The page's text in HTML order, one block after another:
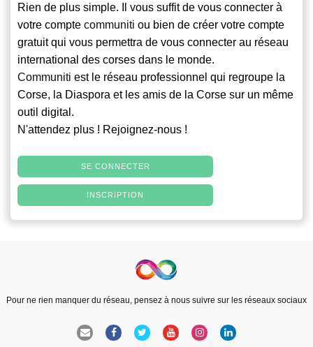
Rien de plus simple. Il vous suffit de vous connecter à
votre compte communiti ou bien de créer votre compte
gratuit qui vous permettra de vous connecter au réseau
international des corses dans le monde.
Communiti est le réseau professionnel qui regroupe la
Corse, la Diaspora et les amis de la Corse sur un même
outil digital.
N'attendez plus ! Rejoignez-nous !
SE CONNECTER
INSCRIPTION
Pour ne rien manquer du réseau, pensez à nous suivre sur les réseaux sociaux